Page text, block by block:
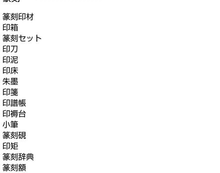
篆刻印材
印箱
篆刻セット
印刀
印泥
印床
朱墨
印箋
印譜帳
印褥台
小筆
篆刻硯
印矩
篆刻辞典
篆刻額